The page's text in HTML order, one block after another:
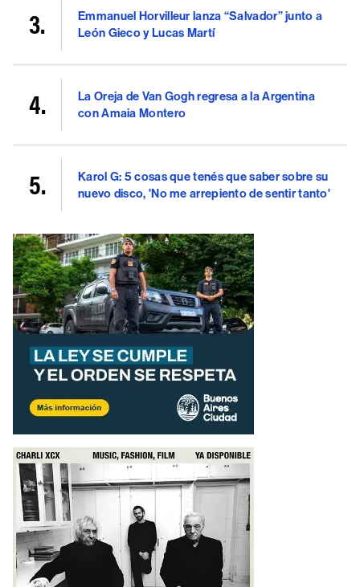
Emmanuel Horvilleur lanza “Salvador” junto a
León Gieco y Lucas Martí
La Oreja de Van Gogh regresa a la Argentina
con Amaia Montero
Karol G: 5 cosas que tenés que saber sobre su
nuevo disco, 'No me arrepiento de sentir tanto'